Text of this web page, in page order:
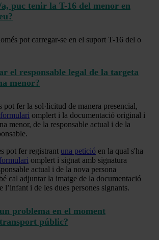
puc tenir la T-16 del menor en
pot carregar-se en el suport T-16 del o
el responsable legal de la targeta
menor?
pot fer la sol·licitud de manera presencial,
omplert i la documentació original i
menor, de la responsable actual i de la
pot fer registrant una petició en la qual s'ha
omplert i signat amb signatura
actual i de la nova persona
cal adjuntar la imatge de la documentació
i de les dues persones signants.
problema en el moment
públic?